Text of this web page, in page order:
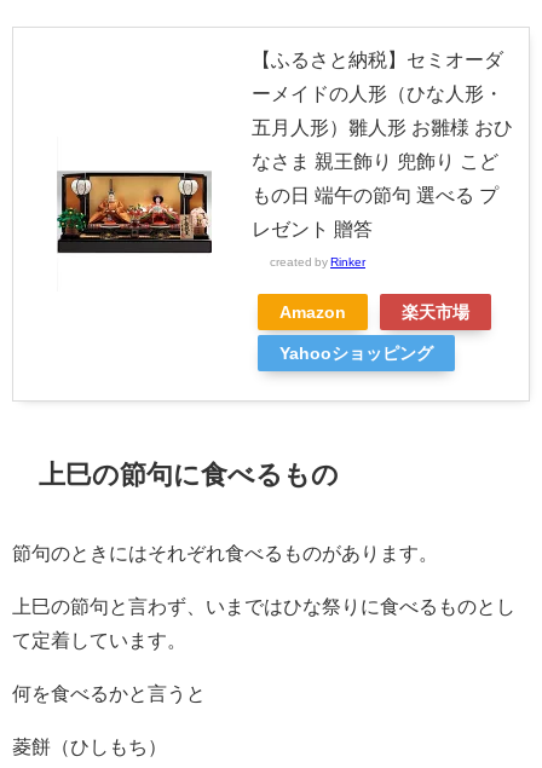
【ふるさと納税】セミオーダ
ーメイドの人形（ひな人形・
五月人形）雛人形 お雛様 おひ
なさま 親王飾り 兜飾り こど
もの日 端午の節句 選べる プ
レゼント 贈答
created by Rinker
Amazon 楽天市場
Yahooショッピング
上巳の節句に食べるもの
節句のときにはそれぞれ食べるものがあります。
上巳の節句と言わず、いまではひな祭りに食べるものとし
て定着しています。
何を食べるかと言うと
菱餅（ひしもち）